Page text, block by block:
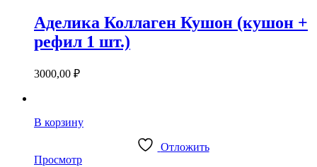
Аделика Коллаген Кушон (кушон +
рефил 1 шт.)
3000,00 ₽
В корзину
Отложить
Просмотр